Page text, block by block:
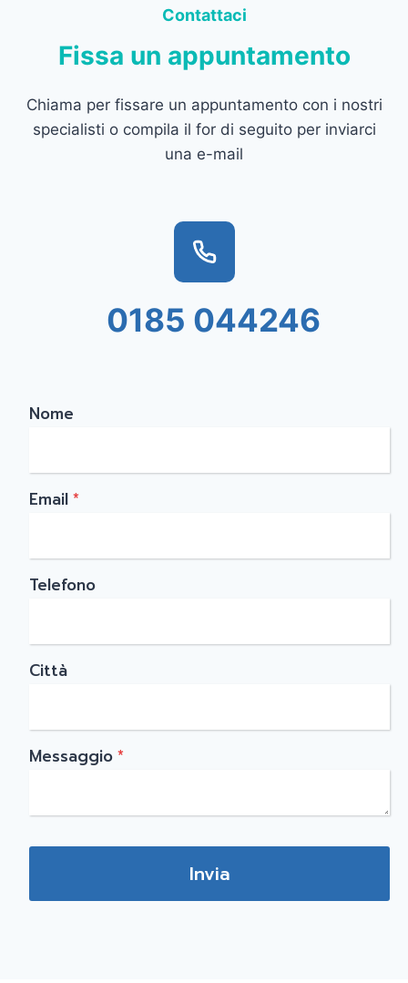
Contattaci
Fissa un appuntamento
Chiama per fissare un appuntamento con i nostri
specialisti o compila il for di seguito per inviarci
una e-mail
0185 044246
Nome
Email*
Telefono
Città
Messaggio*
Invia